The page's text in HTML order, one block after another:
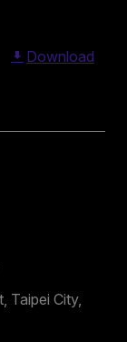
Download
Taipei City,